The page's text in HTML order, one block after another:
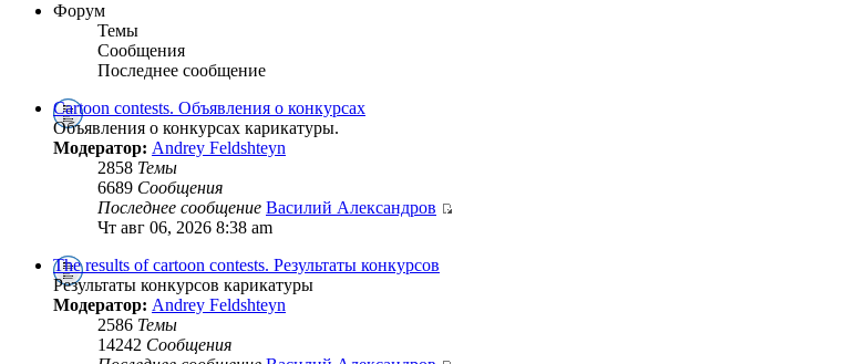
Форум
Темы
Сообщения
Последнее сообщение
Cartoon contests. Объявления о конкурсах
Объявления о конкурсах карикатуры.
Модератор: Andrey Feldshteyn
2858 Темы
6689 Сообщения
Последнее сообщение Василий Александров
Чт авг 06, 2026 8:38 am
The results of cartoon contests. Результаты конкурсов
Результаты конкурсов карикатуры
Модератор: Andrey Feldshteyn
2586 Темы
14242 Сообщения